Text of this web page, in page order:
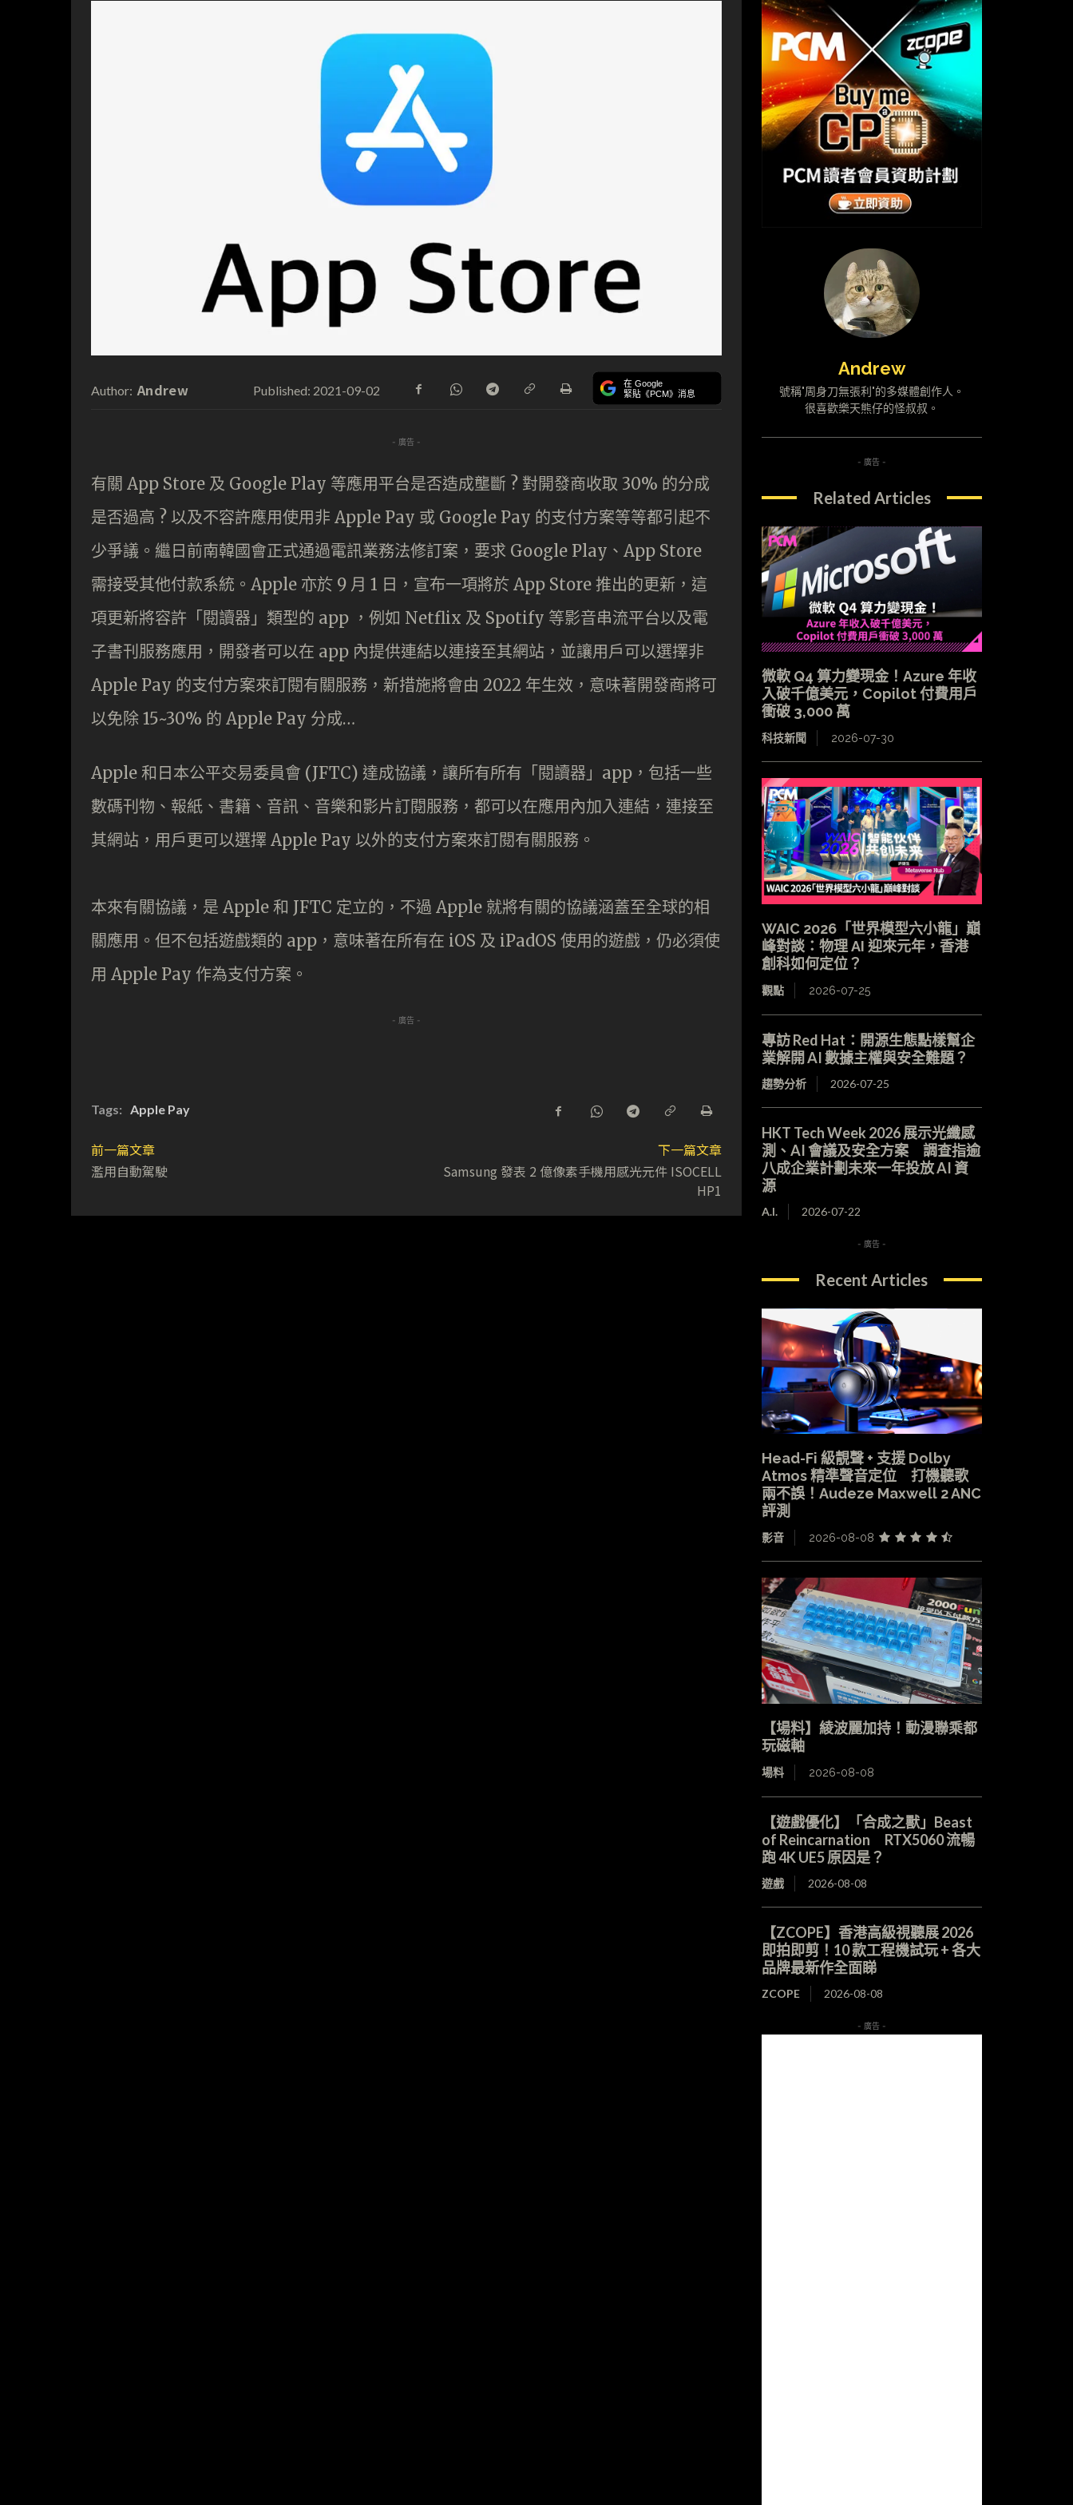
Author: Andrew Published: 2021-09-02 在 Google
緊貼《PCM》消息
- 廣告 -
有關 App Store 及 Google Play 等應用平台是否造成壟斷 ? 對開發商收取 30% 的分成
是否過高 ? 以及不容許應用使用非 Apple Pay 或 Google Pay 的支付方案等等都引起不
少爭議。繼日前南韓國會正式通過電訊業務法修訂案，要求 Google Play、App Store
需接受其他付款系統。Apple 亦於 9 月 1 日，宣布一項將於 App Store 推出的更新，這
項更新將容許「閱讀器」類型的 app ，例如 Netflix 及 Spotify 等影音串流平台以及電
子書刊服務應用，開發者可以在 app 內提供連結以連接至其網站，並讓用戶可以選擇非
Apple Pay 的支付方案來訂閱有關服務，新措施將會由 2022 年生效，意味著開發商將可
以免除 15~30% 的 Apple Pay 分成…
Apple 和日本公平交易委員會 (JFTC) 達成協議，讓所有所有「閱讀器」app，包括一些
數碼刊物、報紙、書籍、音訊、音樂和影片訂閱服務，都可以在應用內加入連結，連接至
其網站，用戶更可以選擇 Apple Pay 以外的支付方案來訂閱有關服務。
本來有關協議，是 Apple 和 JFTC 定立的，不過 Apple 就將有關的協議涵蓋至全球的相
關應用。但不包括遊戲類的 app，意味著在所有在 iOS 及 iPadOS 使用的遊戲，仍必須使
用 Apple Pay 作為支付方案。
- 廣告 -
Tags: Apple Pay
前一篇文章
濫用自動駕駛
下一篇文章
Samsung 發表 2 億像素手機用感光元件 ISOCELL
HP1
Andrew
號稱"周身刀無張利"的多媒體創作人。
很喜歡樂天熊仔的怪叔叔。
- 廣告 -
Related Articles
微軟 Q4 算力變現金！Azure 年收
入破千億美元，Copilot 付費用戶
衝破 3,000 萬
科技新聞 2026-07-30
WAIC 2026「世界模型六小龍」巔
峰對談：物理 AI 迎來元年，香港
創科如何定位？
觀點 2026-07-25
專訪 Red Hat：開源生態點樣幫企
業解開 AI 數據主權與安全難題？
趨勢分析 2026-07-25
HKT Tech Week 2026 展示光纖感
測、AI 會議及安全方案 調查指逾
八成企業計劃未來一年投放 AI 資
源
A.I. 2026-07-22
- 廣告 -
Recent Articles
Head-Fi 級靚聲 + 支援 Dolby
Atmos 精準聲音定位 打機聽歌
兩不誤！Audeze Maxwell 2 ANC
評測
影音 2026-08-08
【場料】綾波麗加持！動漫聯乘都
玩磁軸
場料 2026-08-08
【遊戲優化】「合成之獸」Beast
of Reincarnation RTX5060 流暢
跑 4K UE5 原因是？
遊戲 2026-08-08
【ZCOPE】香港高級視聽展 2026
即拍即剪！10 款工程機試玩 + 各大
品牌最新作全面睇
ZCOPE 2026-08-08
- 廣告 -